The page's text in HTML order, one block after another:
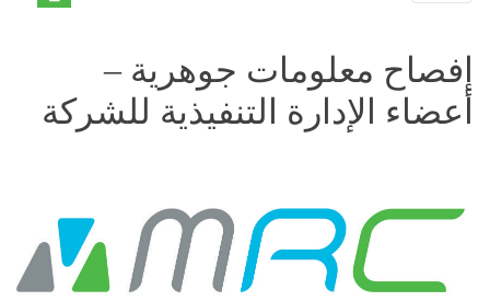
إفصاح معلومات جوهرية –
أعضاء الإدارة التنفيذية للشركة